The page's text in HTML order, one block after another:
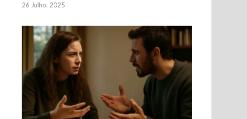
26 Julho, 2025